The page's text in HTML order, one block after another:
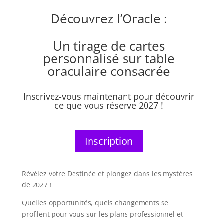
Découvrez l’Oracle :
Un tirage de cartes
personnalisé sur table
oraculaire consacrée
Inscrivez-vous maintenant pour découvrir
ce que vous réserve 2027 !
Inscription
Révélez votre Destinée et plongez dans les mystères
de 2027 !
Quelles opportunités, quels changements se
profilent pour vous sur les plans professionnel et